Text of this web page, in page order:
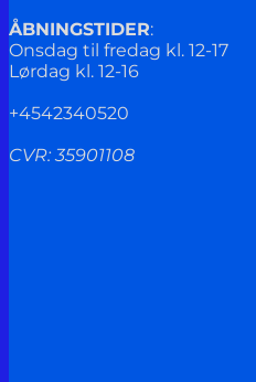
ÅBNINGSTIDER:
Onsdag til fredag kl. 12-17
Lørdag kl. 12-16
+4542340520
CVR: 35901108